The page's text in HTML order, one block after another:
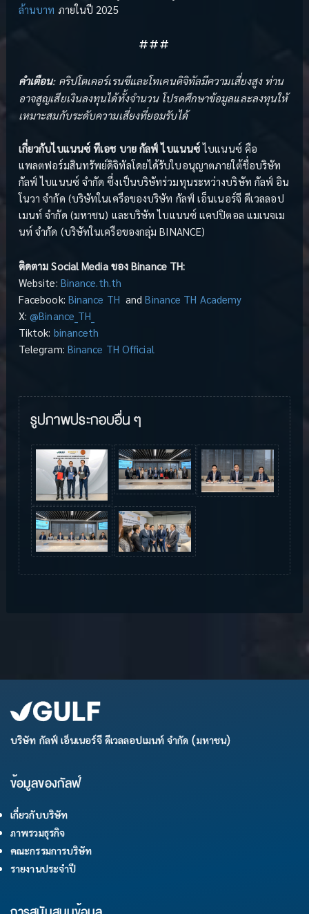
ล้านบาท ภายในปี 2025
###
คำเตือน: คริปโตเคอร์เรนซีและโทเคนดิจิทัลมีความเสี่ยงสูง ท่าน
อาจสูญเสียเงินลงทุนได้ทั้งจำนวน โปรดศึกษาข้อมูลและลงทุนให้
เหมาะสมกับระดับความเสี่ยงที่ยอมรับได้
เกี่ยวกับไบแนนซ์ ทีเอช บาย กัลฟ์ ไบแนนซ์ไบแนนซ์ คือ
แพลตฟอร์มสินทรัพย์ดิจิทัลโดยได้รับใบอนุญาตภายใต้ชื่อบริษัท
กัลฟ์ ไบแนนซ์ จำกัด ซึ่งเป็นบริษัทร่วมทุนระหว่างบริษัท กัลฟ์ อิน
โนวา จำกัด (บริษัทในเครือของบริษัท กัลฟ์ เอ็นเนอร์จี ดีเวลลอป
เมนท์ จำกัด (มหาชน) และบริษัท ไบแนนซ์ แคปปิตอล แมเนจเม
นท์ จำกัด (บริษัทในเครือของกลุ่ม BINANCE)
ติดตาม Social Media ของ Binance TH:
Website: Binance.th.th
Facebook: Binance TH andBinance TH Academy
X:@Binance_TH_
Tiktok: binanceth
Telegram: Binance TH Official
รูปภาพประกอบอื่น ๆ
บริษัท กัลฟ์ เอ็นเนอร์จี ดีเวลลอปเมนท์ จำกัด (มหาชน)
ข้อมูลของกัลฟ์
เกี่ยวกับบริษัท
ภาพรวมธุรกิจ
คณะกรรมการบริษัท
รายงานประจำปี